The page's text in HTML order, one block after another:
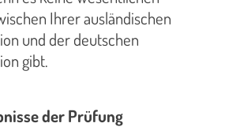
Ihrer ausländischen
und der deutschen
gibt.
der Prüfung